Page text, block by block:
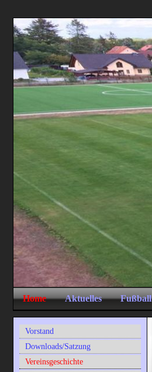
Home Aktuelles Fußball
Vorstand
Downloads/Satzung
Vereinsgeschichte